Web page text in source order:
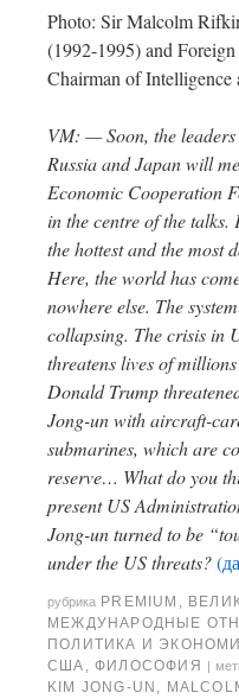
Photo: Sir Malcolm
(1992-1995) and
Chairman of Intelligence
VM: — Soon, the
Russia and Japan will
Economic Cooperation
in the centre of the talks.
the hottest and the most
Here, the world has
nowhere else. The
collapsing. The crisis in
threatens lives of
Donald Trump
Jong-un with aircraft-
submarines, which are
reserve… What do you
present US
Jong-un turned to be
under the US threats?
рубрика PREMIUM ,
МЕЖДУНАРОДНЫЕ
ПОЛИТИКА И
США ,ФИЛОСОФИЯ |
KIM JONG-UN ,